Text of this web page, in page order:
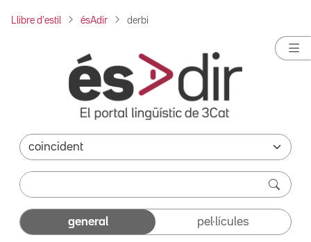
Llibre d'estil ésAdir derbi
general pel·lícules